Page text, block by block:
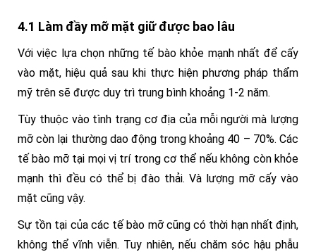
4.1 Làm đầy mỡ mặt giữ được bao lâu
Với việc lựa chọn những tế bào khỏe mạnh nhất để cấy
vào mặt, hiệu quả sau khi thực hiện phương pháp thẩm
mỹ trên sẽ được duy trì trung bình khoảng 1-2 năm.
Tùy thuộc vào tình trạng cơ địa của mỗi người mà lượng
mỡ còn lại thường dao động trong khoảng 40 – 70%. Các
tế bào mỡ tại mọi vị trí trong cơ thể nếu không còn khỏe
mạnh thì đều có thể bị đào thải. Và lượng mỡ cấy vào
mặt cũng vậy.
Sự tồn tại của các tế bào mỡ cũng có thời hạn nhất định,
không thể vĩnh viễn. Tuy nhiên, nếu chăm sóc hậu phẫu